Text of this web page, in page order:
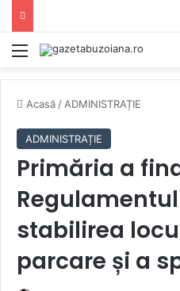
Mediu
Acasă / ADMINISTRAȚIE
ADMINISTRAȚIE
Primăria a
stabilirea
parcare și a